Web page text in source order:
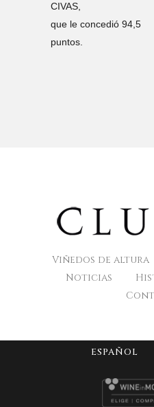
CIVAS,
que le concedió 94,5
puntos.
Viñedos de altura
Noticias
ESPAÑOL